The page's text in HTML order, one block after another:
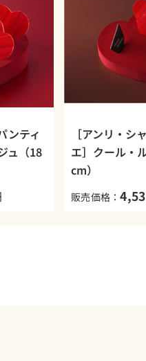
ンティ
ュ（18
［アンリ・シ
エ］クール・
cm）
販売価格：